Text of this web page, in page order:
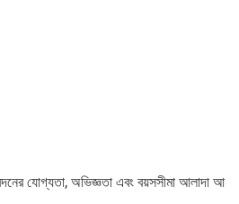
যোগ্যতা, অভিজ্ঞতা এবং বয়সসীমা আলাদা আ